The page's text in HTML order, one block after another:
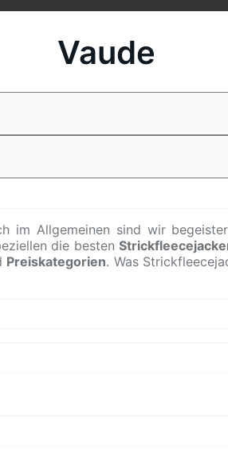
Vaude
im Allgemeinen sind wir
die besten
Preiskategorien. Was